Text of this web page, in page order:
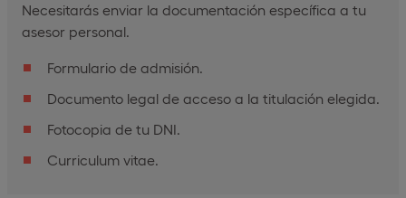
Necesitarás enviar la documentación específica a tu
asesor personal.
Formulario de admisión.
Documento legal de acceso a la titulación elegida.
Fotocopia de tu DNI.
Curriculum vitae.